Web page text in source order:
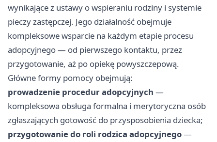
wynikające z ustawy o wspieraniu rodziny i systemie
pieczy zastępczej. Jego działalność obejmuje
kompleksowe wsparcie na każdym etapie procesu
adopcyjnego — od pierwszego kontaktu, przez
przygotowanie, aż po opiekę powyszczepową.
Główne formy pomocy obejmują:
prowadzenie procedur adopcyjnych —
kompleksowa obsługa formalna i merytoryczna osób
zgłaszających gotowość do przysposobienia dziecka;
przygotowanie do roli rodzica adopcyjnego—